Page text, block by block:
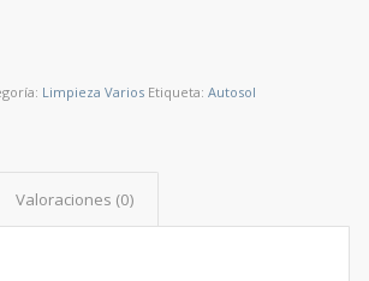
€.Limpieza Varios Etiqueta: Autosol
Valoraciones (0)